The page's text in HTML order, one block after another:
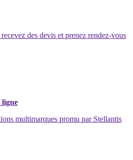
des devis et prenez rendez-vous
ligne
multimarques promu par Stellantis